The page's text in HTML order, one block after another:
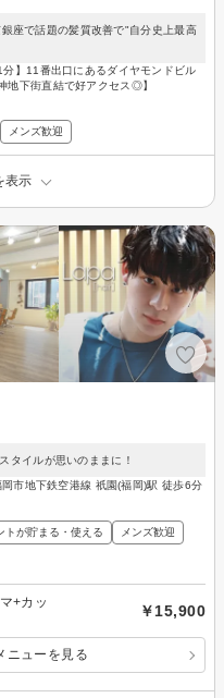
座で話題の髪質改善で"自分史上最高
】11番出口にあるダイヤモンドビル
地下街直結で好アクセス◎】
メンズ歓迎
表示
タイルが思いのままに！
市地下鉄空港線 祇園(福岡)駅 徒歩6分
トが貯まる・使える メンズ歓迎
+カッ
￥15,900
ニューを見る